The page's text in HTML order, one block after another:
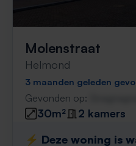
Molenstraat
Helmond
3 maanden geleden
Gevonden op:
30m²
2 kamers
⚡️ Deze woning is